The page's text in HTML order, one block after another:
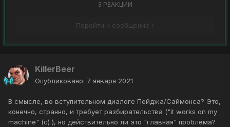
3 РЕАКЦИИ
Перейти к сообщение
KillerBeer
Опубликовано: 7 января 2021
В смысле, во вступительном диалоге Пейджа/Саймонса? Это,
конечно, странно, и требует разбирательства ("it works on my
machine" (c) ), но действительно ли это "главная" проблема?